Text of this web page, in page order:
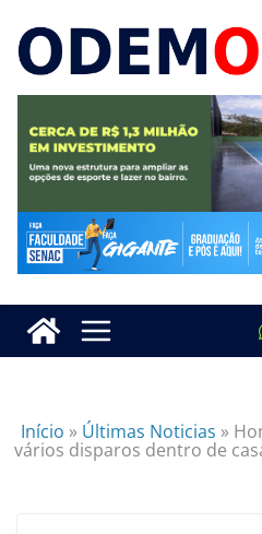
Início » Últimas Noticias »
vários disparos dentro de